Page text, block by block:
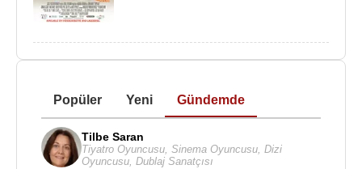
Popüler Yeni Gündemde
Tilbe Saran
Tiyatro Oyuncusu, Sinema Oyuncusu, Dizi
Oyuncusu, Dublaj Sanatçısı